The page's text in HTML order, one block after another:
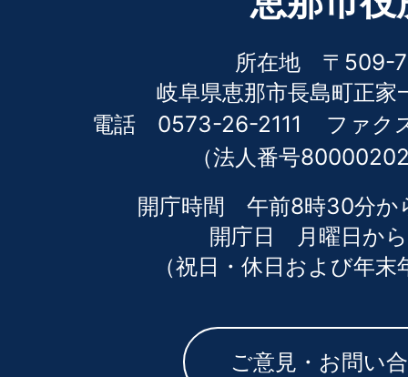
所在地 〒509-
岐阜県恵那市長島町正家
電話 0573-26-2111
ファ
（法人番号
開庁時間 午前8時30分か
開庁日 月曜日か
（祝日・休日および年
ご意見・お問い